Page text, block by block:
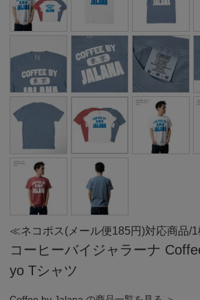
≪ネコポス(メール便185円)対応商品/
コーヒーバイジャラーナ
yo Tシャツ